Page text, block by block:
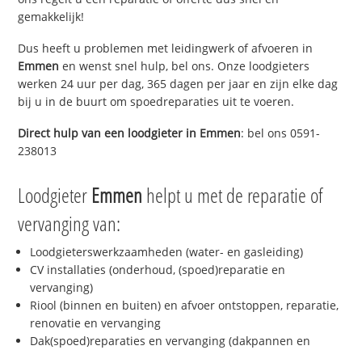
gemakkelijk!
Dus heeft u problemen met leidingwerk of afvoeren in
Emmen en wenst snel hulp, bel ons. Onze loodgieters
werken 24 uur per dag, 365 dagen per jaar en zijn elke dag
bij u in de buurt om spoedreparaties uit te voeren.
Direct hulp van een loodgieter in Emmen: bel ons 0591-
238013
Loodgieter Emmen helpt u met de reparatie of
vervanging van:
Loodgieterswerkzaamheden (water- en gasleiding)
CV installaties (onderhoud, (spoed)reparatie en
vervanging)
Riool (binnen en buiten) en afvoer ontstoppen, reparatie,
renovatie en vervanging
Dak(spoed)reparaties en vervanging (dakpannen en